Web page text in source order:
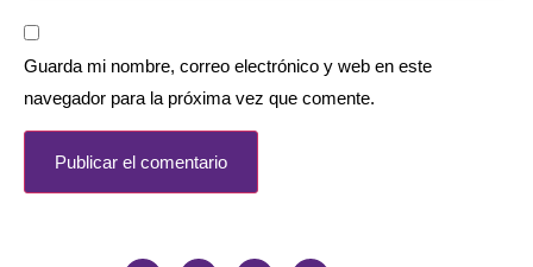
Guarda mi nombre, correo electrónico y web en este
navegador para la próxima vez que comente.